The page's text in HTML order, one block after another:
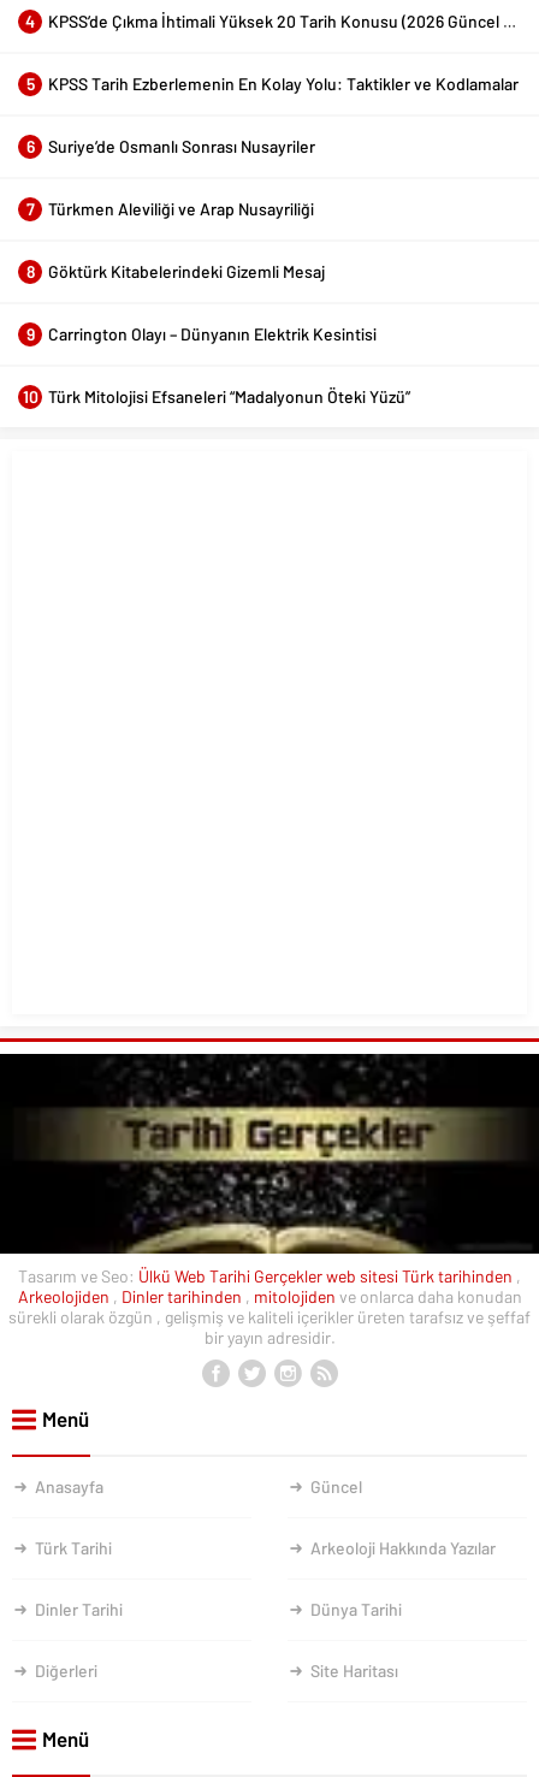
4 KPSS’de Çıkma İhtimali Yüksek 20 Tarih Konusu (2026 Güncel Liste)
5 KPSS Tarih Ezberlemenin En Kolay Yolu: Taktikler ve Kodlamalar
6 Suriye’de Osmanlı Sonrası Nusayriler
7 Türkmen Aleviliği ve Arap Nusayriliği
8 Göktürk Kitabelerindeki Gizemli Mesaj
9 Carrington Olayı – Dünyanın Elektrik Kesintisi
10 Türk Mitolojisi Efsaneleri “Madalyonun Öteki Yüzü”
Tasarım ve Seo: Ülkü Web Tarihi Gerçekler web sitesiTürk tarihinden ,
Arkeolojiden , Dinler tarihinden , mitolojiden ve onlarca daha konudan
sürekli olarak özgün , gelişmiş ve kaliteli içerikler üreten tarafsız ve şeffaf
bir yayın adresidir.
Menü
Anasayfa Güncel
Türk Tarihi Arkeoloji Hakkında Yazılar
Dinler Tarihi Dünya Tarihi
Diğerleri Site Haritası
Menü